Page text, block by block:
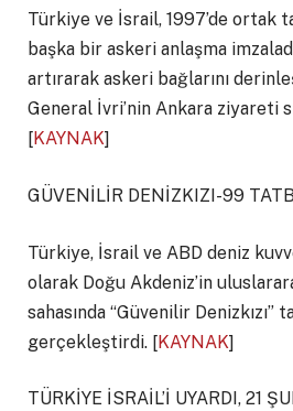
Türkiye ve İsrail, 1997’de ortak
başka bir askeri anlaşma
artırarak askeri bağlarını
General İvri’nin Ankara ziyareti
[KAYNAK]
GÜVENİLİR DENİZKIZI-99
Türkiye, İsrail ve ABD deniz
olarak Doğu Akdeniz’in
sahasında “Güvenilir Denizkızı”
gerçekleştirdi. [KAYNAK]
TÜRKİYE İSRAİL’İ UYARDI, 21